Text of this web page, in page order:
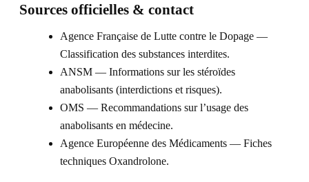
Sources officielles & contact
Agence Française de Lutte contre le Dopage —
Classification des substances interdites.
ANSM — Informations sur les stéroïdes
anabolisants (interdictions et risques).
OMS — Recommandations sur l’usage des
anabolisants en médecine.
Agence Européenne des Médicaments — Fiches
techniques Oxandrolone.